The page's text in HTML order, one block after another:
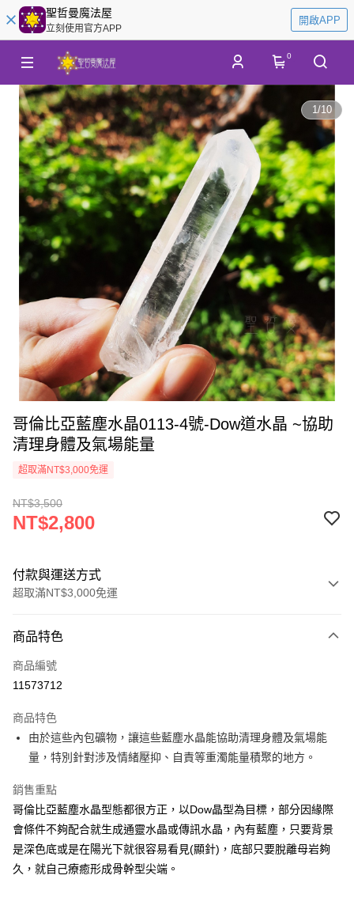
聖哲曼魔法屋
立刻使用官方APP
開啟APP
0
1/10
哥倫比亞藍塵水晶0113-4號-Dow道水晶 ~協助
清理身體及氣場能量
超取滿NT$3,000免運
NT$3,500
NT$2,800
付款與運送方式
超取滿NT$3,000免運
信用卡一次付款
超商取貨付款
Apple Pay
街口支付
悠遊付
ATM付款
商品特色
商品編號
11573712
商品特色
由於這些內包礦物，讓這些藍塵水晶能協助清理身體及氣場能
量，特別針對涉及情緒壓抑、自責等重濁能量積聚的地方。
銷售重點
哥倫比亞藍塵水晶型態都很方正，以Dow晶型為目標，部分因緣際
會條件不夠配合就生成通靈水晶或傳訊水晶，內有藍塵，只要背景
是深色底或是在陽光下就很容易看見(顯針)，底部只要脫離母岩夠
久，就自己療癒形成骨幹型尖端。